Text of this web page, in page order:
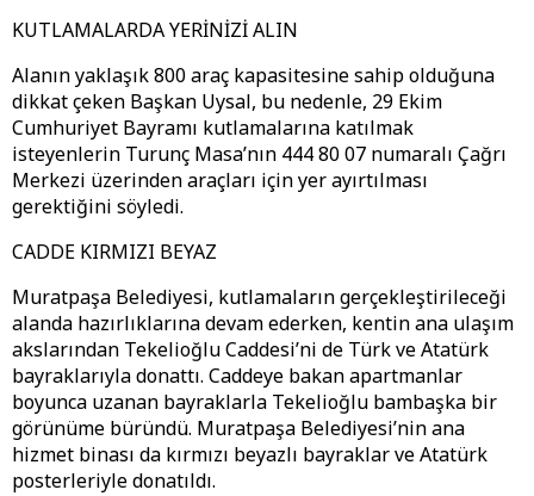
KUTLAMALARDA YERİNİZİ ALIN
Alanın yaklaşık 800 araç kapasitesine sahip olduğuna
dikkat çeken Başkan Uysal, bu nedenle, 29 Ekim
Cumhuriyet Bayramı kutlamalarına katılmak
isteyenlerin Turunç Masa’nın 444 80 07 numaralı Çağrı
Merkezi üzerinden araçları için yer ayırtılması
gerektiğini söyledi.
CADDE KIRMIZI BEYAZ
Muratpaşa Belediyesi, kutlamaların gerçekleştirileceği
alanda hazırlıklarına devam ederken, kentin ana ulaşım
akslarından Tekelioğlu Caddesi’ni de Türk ve Atatürk
bayraklarıyla donattı. Caddeye bakan apartmanlar
boyunca uzanan bayraklarla Tekelioğlu bambaşka bir
görünüme büründü. Muratpaşa Belediyesi’nin ana
hizmet binası da kırmızı beyazlı bayraklar ve Atatürk
posterleriyle donatıldı.